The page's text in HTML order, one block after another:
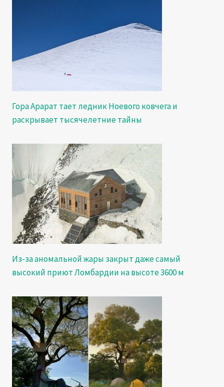
Гора Арарат тает ледник Ноевого ковчега и
раскрывает тысячелетние тайны
Из-за аномальной жары закрыт даже самый
высокий приют Ломбардии на высоте 3600 м